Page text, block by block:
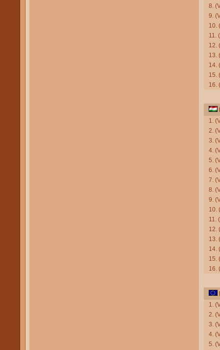
8.
9.
10.
11.
12.
13.
14.
15.
16.
1.
2.
3.
4.
5.
6.
7.
8.
9.
10.
11.
12.
13.
14.
15.
16.
1.
2.
3.
4.
5.